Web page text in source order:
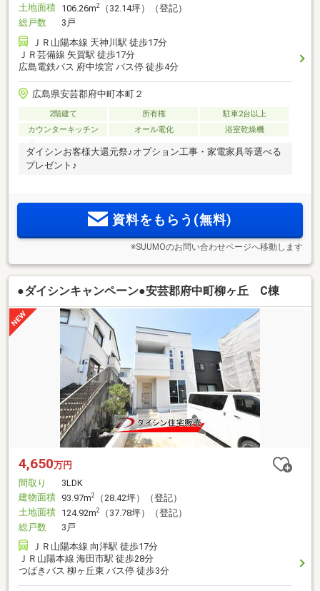
土地面積 106.26m2
（32.14坪）（登記）
総戸数
3戸
ＪＲ山陽本線 天神川駅 徒歩17分
ＪＲ芸備線 矢賀駅 徒歩17分
広島電鉄バス 府中埃宮 バス停 徒歩4分
広島県安芸郡府中町本町２
2階建て 所有権
駐車2台以上
カウンターキッチン
オール電化 浴室乾燥機
ダイシンお客様大還元祭♪オプション工事・家電家具等選べる
プレゼント♪
資料をもらう(無料)
※SUUMOのお問い合わせページへ移動します
●ダイシンキャンペーン●安芸郡府中町柳ヶ丘 C棟
4,650万円
間取り
3LDK
建物面積 93.97m2
（28.42坪）（登記）
土地面積 124.92m2
（37.78坪）（登記）
総戸数
3戸
ＪＲ山陽本線 向洋駅 徒歩17分
ＪＲ山陽本線 海田市駅 徒歩28分
つばきバス 柳ヶ丘東 バス停 徒歩3分